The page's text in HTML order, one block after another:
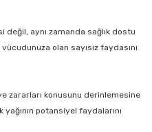
değil, aynı zamanda sağlık dostu
olan sayısız faydasını
zararları konusunu derinlemesine
potansiyel faydalarını